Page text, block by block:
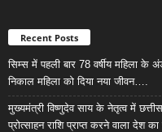
Recent Posts
सिम्स में पहली बार 78 वर्षीय महिला
निकाल महिला को दिया नया जीवन….
मुख्यमंत्री विष्णुदेव साय के नेतृत्व में
प्रोत्साहन राशि प्राप्त करने वाला देश